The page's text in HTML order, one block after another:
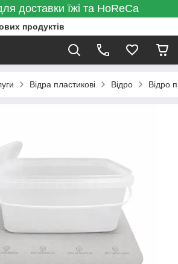
доставки їжі та HoReCa
продуктів
Відра пластикові Відро Відро